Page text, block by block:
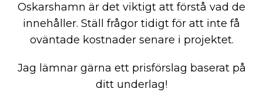
Oskarshamn är det viktigt att förstå vad de
innehåller. Ställ frågor tidigt för att inte få
oväntade kostnader senare i projektet.
Jag lämnar gärna ett prisförslag baserat på
ditt underlag!